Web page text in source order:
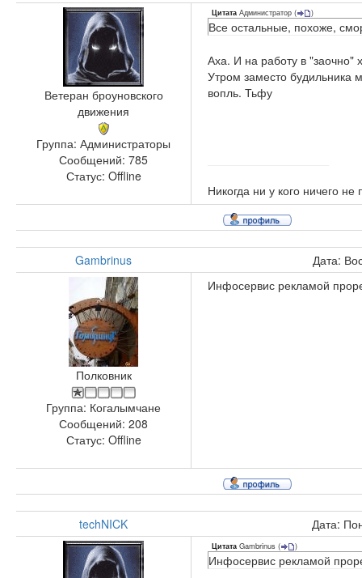
Ветеран броуновского
движения
Группа: Администраторы
Сообщений: 785
Статус: Offline
Цитата Администратор ( )
Все остальные, похоже,
Аха. И на работу в "заочно"
Утром заместо будильника
вопль. Тьфу
Никогда ни у кого ничего
Gambrinus Дата:
Полковник
Группа: Когалымчане
Сообщений: 208
Статус: Offline
Инфосервис рекламой
techNICK Дата:
Цитата Gambrinus ( )
Инфосервис рекламой